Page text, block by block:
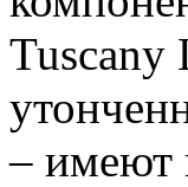
Tuscany
– имеют